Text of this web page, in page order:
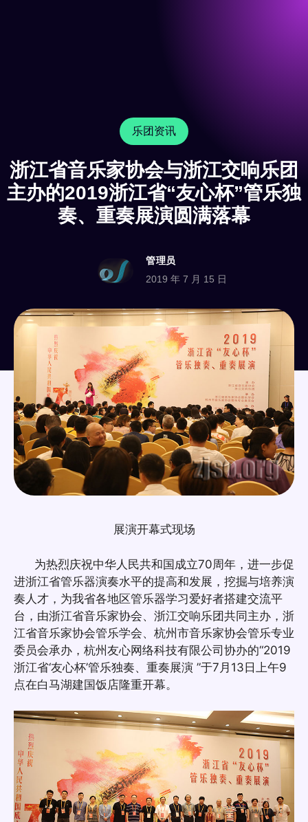
乐团资讯
浙江省音乐家协会与浙江交响乐团
主办的2019浙江省“友心杯”管乐独
奏、重奏展演圆满落幕
管理员
2019 年 7 月 15 日
展演开幕式现场
为热烈庆祝中华人民共和国成立70周年，进一步促
进浙江省管乐器演奏水平的提高和发展，挖掘与培养演
奏人才，为我省各地区管乐器学习爱好者搭建交流平
台，由浙江省音乐家协会、浙江交响乐团共同主办，浙
江省音乐家协会管乐学会、杭州市音乐家协会管乐专业
委员会承办，杭州友心网络科技有限公司协办的“2019
浙江省‘友心杯’管乐独奏、重奏展演 ”于7月13日上午9
点在白马湖建国饭店隆重开幕。